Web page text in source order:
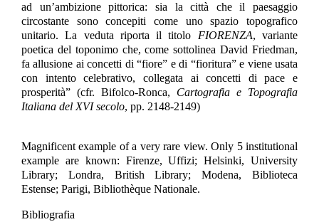
ad un’ambizione pittorica: sia la città che il paesaggio
circostante sono concepiti come uno spazio topografico
unitario. La veduta riporta il titolo FIORENZA, variante
poetica del toponimo che, come sottolinea David Friedman,
fa allusione ai concetti di “fiore” e di “fioritura” e viene usata
con intento celebrativo, collegata ai concetti di pace e
prosperità” (cfr. Bifolco-Ronca, Cartografia e Topografia
Italiana del XVI secolo, pp. 2148-2149)
Magnificent example of a very rare view. Only 5 institutional
example are known: Firenze, Uffizi; Helsinki, University
Library; Londra, British Library; Modena, Biblioteca
Estense; Parigi, Bibliothèque Nationale.
Bibliografia